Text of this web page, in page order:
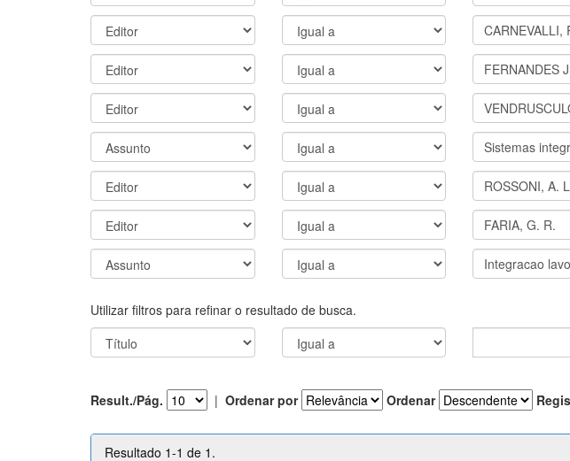
Utilizar filtros para refinar o resultado de busca.
Result./Pág. | Ordenar por Ordenar
Resultado 1-1 de 1.